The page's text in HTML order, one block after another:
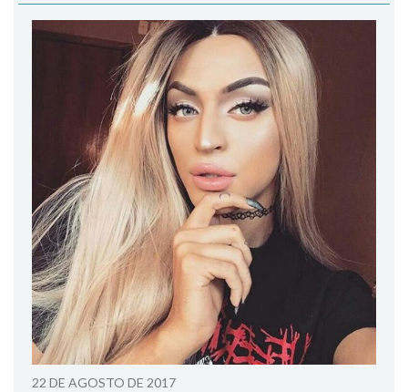
22 DE AGOSTO DE 2017